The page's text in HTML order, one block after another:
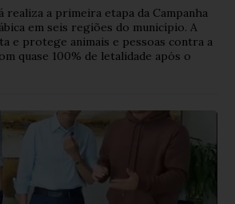
realiza a primeira etapa da Campanha
em seis regiões do município. A
e protege animais e pessoas contra a
quase 100% de letalidade após o